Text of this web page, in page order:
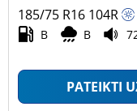
185/75 R16 104R
B B
PATEIKTI